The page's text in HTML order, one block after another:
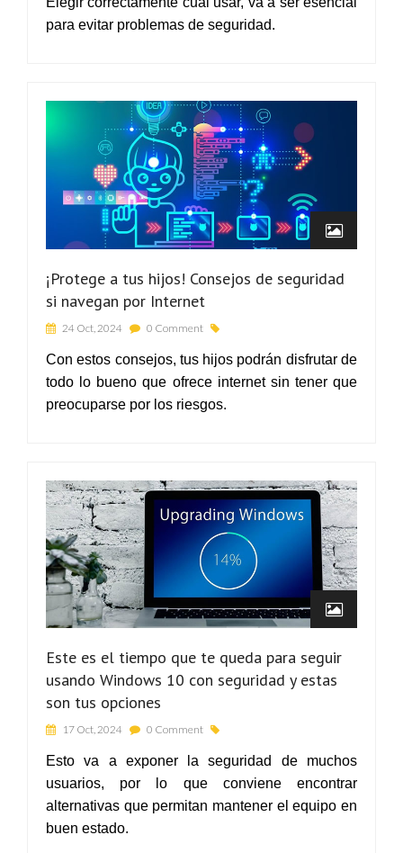
para evitar problemas de seguridad.
¡Protege a tus hijos! Consejos de seguridad
si navegan por Internet
24 Oct, 2024 0 Comment
Con estos consejos, tus hijos podrán disfrutar de
todo lo bueno que ofrece internet sin tener que
preocuparse por los riesgos.
Este es el tiempo que te queda para seguir
usando Windows 10 con seguridad y estas
son tus opciones
17 Oct, 2024 0 Comment
Esto va a exponer la seguridad de muchos
usuarios, por lo que conviene encontrar
alternativas que permitan mantener el equipo en
buen estado.